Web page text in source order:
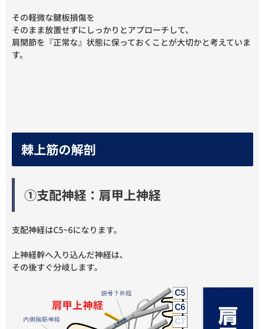
その軽微な腱板損傷を
そのまま放置せずにしっかりとアプローチして、
肩関節を『正常な』状態に保っておくことが大切かと考えていま
す。
棘上筋の解剖
①支配神経：肩甲上神経
支配神経はC5~6になります。
上神経幹へ入り込んだ神経は、
その後すぐ分岐します。